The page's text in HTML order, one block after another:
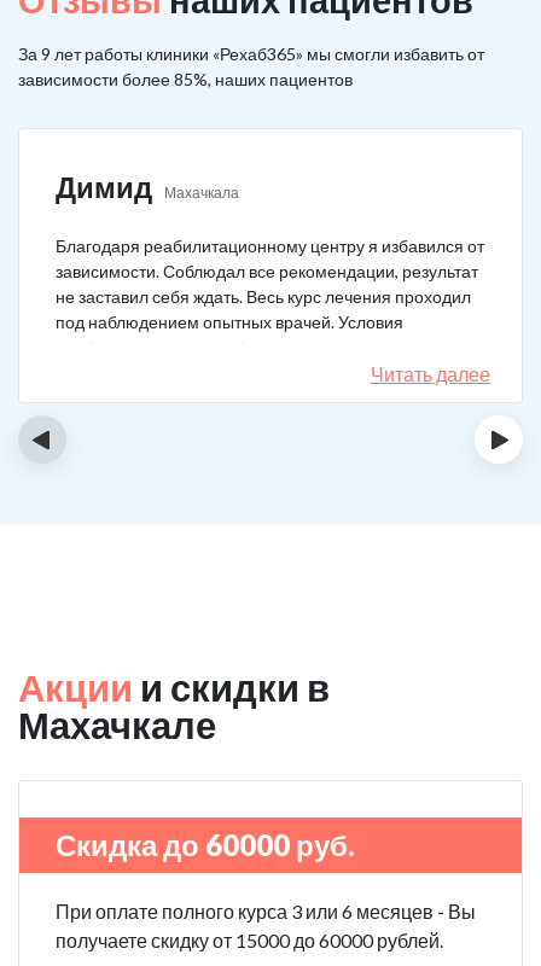
За 9 лет работы клиники «Рехаб365» мы смогли избавить от
зависимости более 85%, наших пациентов
Димид Махачкала
Благодаря реабилитационному центру я избавился от
зависимости. Соблюдал все рекомендации, результат
не заставил себя ждать. Весь курс лечения проходил
под наблюдением опытных врачей. Условия
пребывания супер комфортные: вкусная еда, уютно,
есть все необходимое для жизни. У меня не возникало
никаких стрессовых ситуаций.
Читать далее
‹ ›
Акции и скидки в
Махачкале
Скидка до 60000 руб.
При оплате полного курса 3 или 6 месяцев - Вы
получаете скидку от 15000 до 60000 рублей.